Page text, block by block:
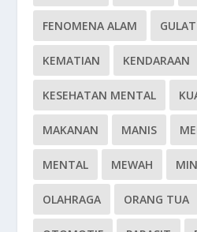
FENOMENA ALAM GULAT
KEMATIAN KENDARAAN
KESEHATAN MENTAL
MAKANAN MANIS
MENTAL MEWAH
OLAHRAGA ORANG TUA